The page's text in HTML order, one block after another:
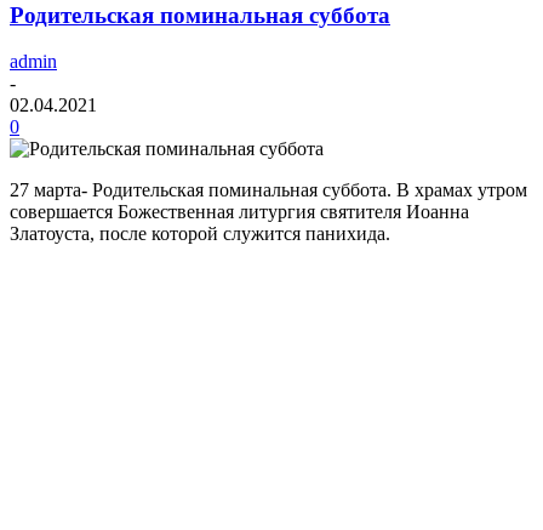
Родительская поминальная суббота
admin
-
02.04.2021
0
27 марта- Родительская поминальная суббота. В храмах утром
совершается Божественная литургия святителя Иоанна
Златоуста, после которой служится панихида.